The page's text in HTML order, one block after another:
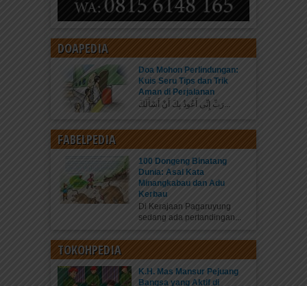
DOAPEDIA
Doa Mohon Perlindungan:
Kuis Seru Tips dan Trik
Aman di Perjalanan
رَبِّ إِنِّي أَعُوذُ بِكَ أَنْ أَسْأَلَكَ...
FABELPEDIA
100 Dongeng Binatang
Dunia: Asal Kata
Minangkabau dan Adu
Kerbau
Di Kerajaan Pagaruyung
sedang ada pertandingan...
TOKOHPEDIA
K.H. Mas Mansur Pejuang
Bangsa yang Aktif di